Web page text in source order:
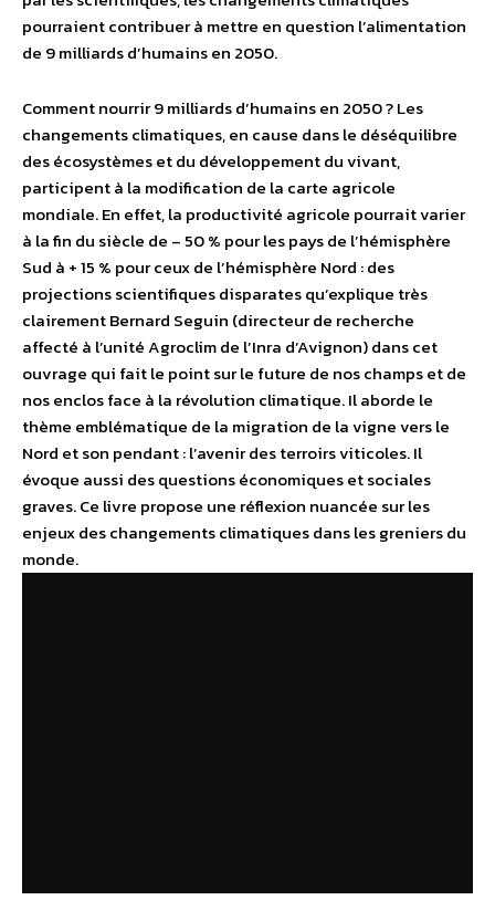
pourraient contribuer à mettre en question l’alimentation
de 9 milliards d’humains en 2050.
Comment nourrir 9 milliards d’humains en 2050 ? Les
changements climatiques, en cause dans le déséquilibre
des écosystèmes et du développement du vivant,
participent à la modification de la carte agricole
mondiale. En effet, la productivité agricole pourrait varier
à la fin du siècle de – 50 % pour les pays de l’hémisphère
Sud à + 15 % pour ceux de l’hémisphère Nord : des
projections scientifiques disparates qu’explique très
clairement Bernard Seguin (directeur de recherche
affecté à l’unité Agroclim de l’Inra d’Avignon) dans cet
ouvrage qui fait le point sur le future de nos champs et de
nos enclos face à la révolution climatique. Il aborde le
thème emblématique de la migration de la vigne vers le
Nord et son pendant : l’avenir des terroirs viticoles. Il
évoque aussi des questions économiques et sociales
graves. Ce livre propose une réflexion nuancée sur les
enjeux des changements climatiques dans les greniers du
monde.